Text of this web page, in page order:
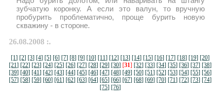
зубчатую коронку. А если это валун, то вручную
пробурить проблематично, проще бурить новую
скважину - в стороне.
26.08.2008 :.
[1] [2] [3] [4] [5] [6] [7] [8] [9] [10] [11] [12] [13] [14] [15] [16] [17] [18] [19] [20]
[21] [22] [23] [24] [25] [26] [27] [28] [29] [30] [31] [32] [33] [34] [35] [36] [37] [38]
[39] [40] [41] [42] [43] [44] [45] [46] [47] [48] [49] [50] [51] [52] [53] [54] [55] [56]
[57] [58] [59] [60] [61] [62] [63] [64] [65] [66] [67] [68] [69] [70] [71] [72] [73] [74]
[75] [76]